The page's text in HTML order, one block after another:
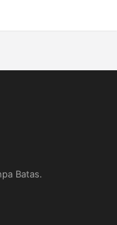
Batas.